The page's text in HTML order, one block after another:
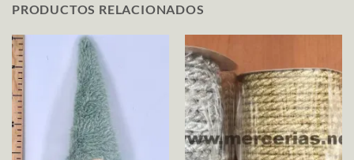
PRODUCTOS RELACIONADOS